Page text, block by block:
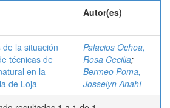
Autor(es)
de la situación
técnicas de
en la
de Loja
Palacios Ochoa,
Rosa Cecilia;
Bermeo Poma,
Josselyn Anahí